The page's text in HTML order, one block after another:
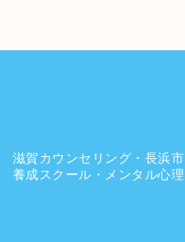
滋賀カウンセリング・長浜
養成スクール・メンタル心